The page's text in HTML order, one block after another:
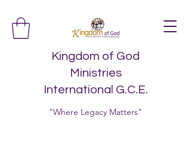
Kingdom of God
Ministries
International G.C.E.
"Where Legacy Matters"